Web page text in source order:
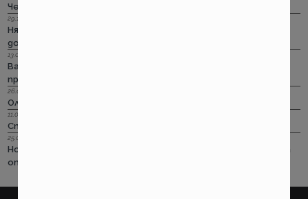
Черно бялото ще е новото зелено и у нас. Дали?
29.12.2018 г.
Няма да работим на 31-ви. Весело посрещане на една по -
добра година.
13.08.2018 г.
Важно! Вашата полица в Олимпик трябва да бъде
прекратена на 17.08.2018г
26.07.2018 г.
Олимпик са вече без лиценз
11.05.2018 г.
Спираме Олимпик
25.01.2018 г.
Нова вълна на чувствително поскъпване на ГО-то тръгва
от следващата седмица